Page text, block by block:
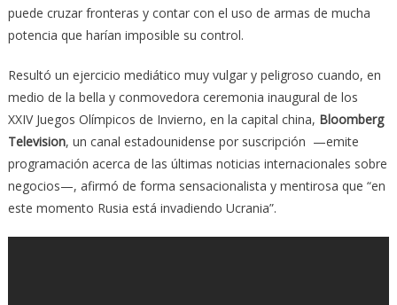
puede cruzar fronteras y contar con el uso de armas de mucha
potencia que harían imposible su control.
Resultó un ejercicio mediático muy vulgar y peligroso cuando, en
medio de la bella y conmovedora ceremonia inaugural de los
XXIV Juegos Olímpicos de Invierno, en la capital china, Bloomberg
Television, un canal estadounidense por suscripción —emite
programación acerca de las últimas noticias internacionales sobre
negocios—, afirmó de forma sensacionalista y mentirosa que “en
este momento Rusia está invadiendo Ucrania”.